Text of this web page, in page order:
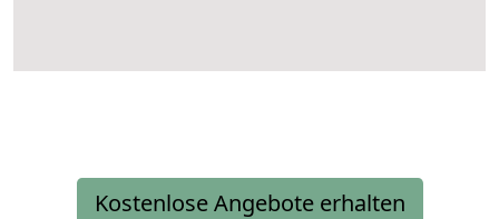
Kostenlose Angebote erhalten